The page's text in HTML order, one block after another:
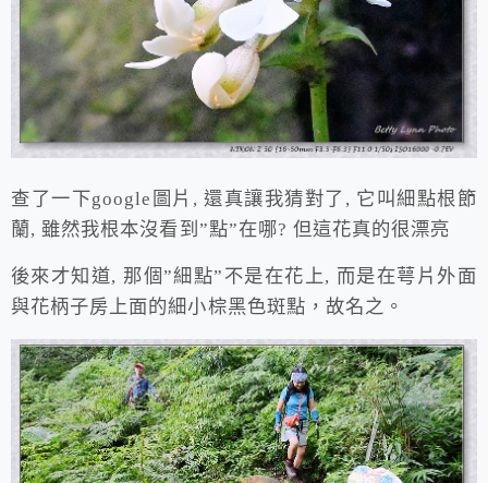
查了一下google圖片, 還真讓我猜對了, 它叫細點根節
蘭, 雖然我根本沒看到”點”在哪? 但這花真的很漂亮
後來才知道, 那個”細點”不是在花上, 而是在萼片外面
與花柄子房上面的細小棕黑色斑點，故名之。